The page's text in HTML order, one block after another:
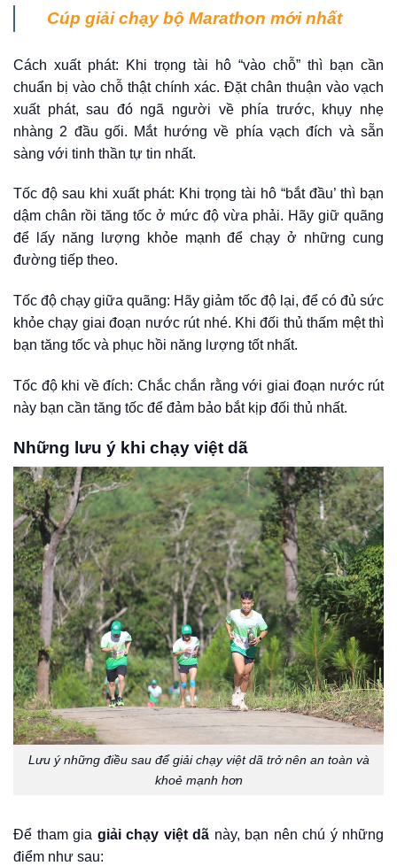
Cúp giải chạy bộ Marathon mới nhất
Cách xuất phát: Khi trọng tài hô “vào chỗ” thì bạn cần
chuẩn bị vào chỗ thật chính xác. Đặt chân thuận vào vạch
xuất phát, sau đó ngã người về phía trước, khụy nhẹ
nhàng 2 đầu gối. Mắt hướng về phía vạch đích và sẵn
sàng với tinh thần tự tin nhất.
Tốc độ sau khi xuất phát: Khi trọng tài hô “bắt đầu’ thì bạn
dậm chân rồi tăng tốc ở mức độ vừa phải. Hãy giữ quãng
để lấy năng lượng khỏe mạnh để chạy ở những cung
đường tiếp theo.
Tốc độ chạy giữa quãng: Hãy giảm tốc độ lại, để có đủ sức
khỏe chạy giai đoạn nước rút nhé. Khi đối thủ thấm mệt thì
bạn tăng tốc và phục hồi năng lượng tốt nhất.
Tốc độ khi về đích: Chắc chắn rằng với giai đoạn nước rút
này bạn cần tăng tốc để đảm bảo bắt kịp đối thủ nhất.
Những lưu ý khi chạy việt dã
Lưu ý những điều sau để giải chạy việt dã trở nên an toàn và
khoẻ mạnh hơn
Để tham gia giải chạy việt dã này, bạn nên chú ý những
điểm như sau: